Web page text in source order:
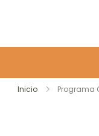
Inicio Programa